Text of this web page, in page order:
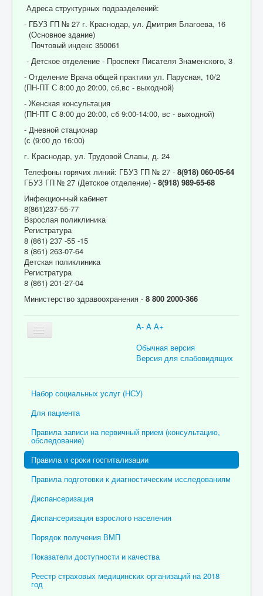
Адреса структурных подразделений:
- ГБУЗ ГП № 27 г. Краснодар, ул. Дмитрия Благоева, 16
(Основное здание)
Почтовый индекс 350061
- Детское отделение - Проспект Писателя Знаменского, 3
- Отделение Врача общей практики ул. Парусная, 10/2
(ПН-ПТ С 8:00 до 20:00, сб,вс - выходной)
- Женская консультация
(ПН-ПТ С 8:00 до 20:00, сб 9:00-14:00, вс - выходной)
- Дневной стационар
(с (9:00 до 16:00)
г. Краснодар, ул. Трудовой Славы, д. 24
Телефоны горячих линий: ГБУЗ ГП № 27 - 8(918) 060-05-64
ГБУЗ ГП № 27 (Детское отделение) - 8(918) 989-65-68
Инфекционный кабинет
8(861)237-55-77
Взрослая поликлиника
Регистратура
8 (861) 237 -55 -15
8 (861) 263-07-64
Детская поликлиника
Регистратура
8 (861) 201-27-04
Министерство здравоохранения - 8 800 2000-366
A- A A+
Обычная версия
Версия для слабовидящих
Информация для специалистов
Медицинская профилактика
Врачи
Контролирующие органы
Лекарственное обеспечение
Документы
Связаться с нами
Набор социальных услуг (НСУ)
Для пациента
Правила записи на первичный прием (консультацию,
обследование)
Правила и сроки госпитализации
Правила подготовки к диагностическим исследованиям
Диспансеризация
Диспансеризация взрослого населения
Порядок получения ВМП
Показатели доступности и качества
Реестр страховых медицинских организаций на 2018
год